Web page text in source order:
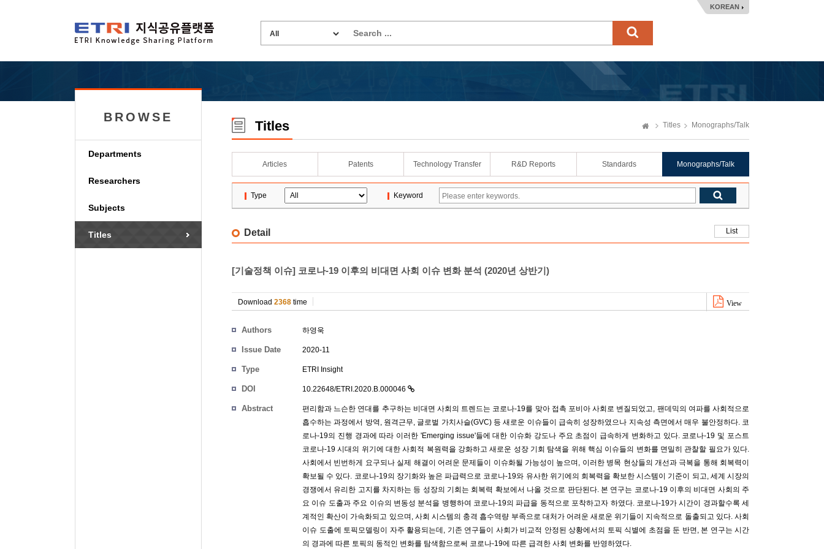
KOREAN
BROWSE
Departments
Researchers
Subjects
Titles
Titles Titles Monographs/Talk
Articles Patents Technology Transfer R&D Reports Standards Monographs/Talk
Type Keyword
Detail List
[기술정책 이슈] 코로나-19 이후의 비대면 사회 이슈 변화 분석 (2020년 상반기)
Download 2368 time View
Authors 하영욱
Issue Date 2020-11
Type ETRI Insight
DOI 10.22648/ETRI.2020.B.000046
Abstract
편리함과 느슨한 연대를 추구하는 비대면 사회의 트렌드는 코로나-19를 맞아 접촉 포비아 사회로 변질되었고, 팬데믹의 여파를 사회적으로
흡수하는 과정에서 방역, 원격근무, 글로벌 가치사슬(GVC) 등 새로운 이슈들이 급속히 성장하였으나 지속성 측면에서 매우 불안정하다. 코
로나-19의 진행 경과에 따라 이러한 'Emerging issue'들에 대한 이슈화 강도나 주요 초점이 급속하게 변화하고 있다. 코로나-19 및 포스트
코로나-19 시대의 위기에 대한 사회적 복원력을 강화하고 새로운 성장 기회 탐색을 위해 핵심 이슈들의 변화를 면밀히 관찰할 필요가 있다.
사회에서 빈번하게 요구되나 실제 해결이 어려운 문제들이 이슈화될 가능성이 높으며, 이러한 병목 현상들의 개선과 극복을 통해 회복력이
확보될 수 있다. 코로나-19의 장기화와 높은 파급력으로 코로나-19와 유사한 위기에의 회복력을 확보한 시스템이 기준이 되고, 세계 시장의
경쟁에서 유리한 고지를 차지하는 등 성장의 기회는 회복력 확보에서 나올 것으로 판단된다. 본 연구는 코로나-19 이후의 비대면 사회의 주
요 이슈 도출과 주요 이슈의 변동성 분석을 병행하여 코로나-19의 파급을 동적으로 포착하고자 하였다. 코로나-19가 시간이 경과할수록 세
계적인 확산이 가속화되고 있으며, 사회 시스템의 충격 흡수역량 부족으로 대처가 어려운 새로운 위기들이 지속적으로 돌출되고 있다. 사회
이슈 도출에 토픽모델링이 자주 활용되는데, 기존 연구들이 사회가 비교적 안정된 상황에서의 토픽 식별에 초점을 둔 반면, 본 연구는 시간
의 경과에 따른 토픽의 동적인 변화를 탐색함으로써 코로나-19에 따른 급격한 사회 변화를 반영하였다.